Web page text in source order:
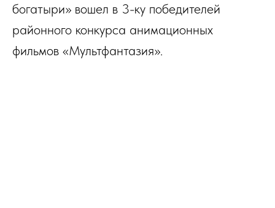
богатыри» вошел в 3-ку победителей
районного конкурса анимационных
фильмов «Мультфантазия».